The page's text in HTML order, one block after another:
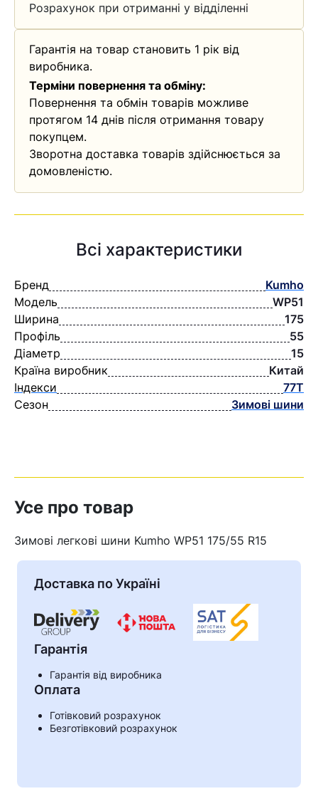
Кошик
Ваш номер надіслано.
Розрахунок при отриманні у відділенні
Гарантія на товар становить 1 рік від
виробника.
Терміни повернення та обміну:
Повернення та обмін товарів можливе
протягом 14 днів після отримання товару
покупцем.
Зворотна доставка товарів здійснюється за
домовленістю.
Всі характеристики
Бренд
Kumho
Модель
WP51
Ширина
175
Профіль
55
Діаметр
15
Країна виробник
Китай
Індекси
77T
Сезон
Зимові шини
Усе про товар
Зимові легкові шини Kumho WP51 175/55 R15
Доставка по Україні
Гарантія
Гарантія від виробника
Оплата
Готівковий розрахунок
Безготівковий розрахунок